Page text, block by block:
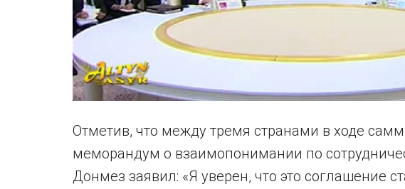
Отметив, что между тремя странами в ходе
меморандум о взаимопонимании по
Донмез заявил: «Я уверен, что это соглашение